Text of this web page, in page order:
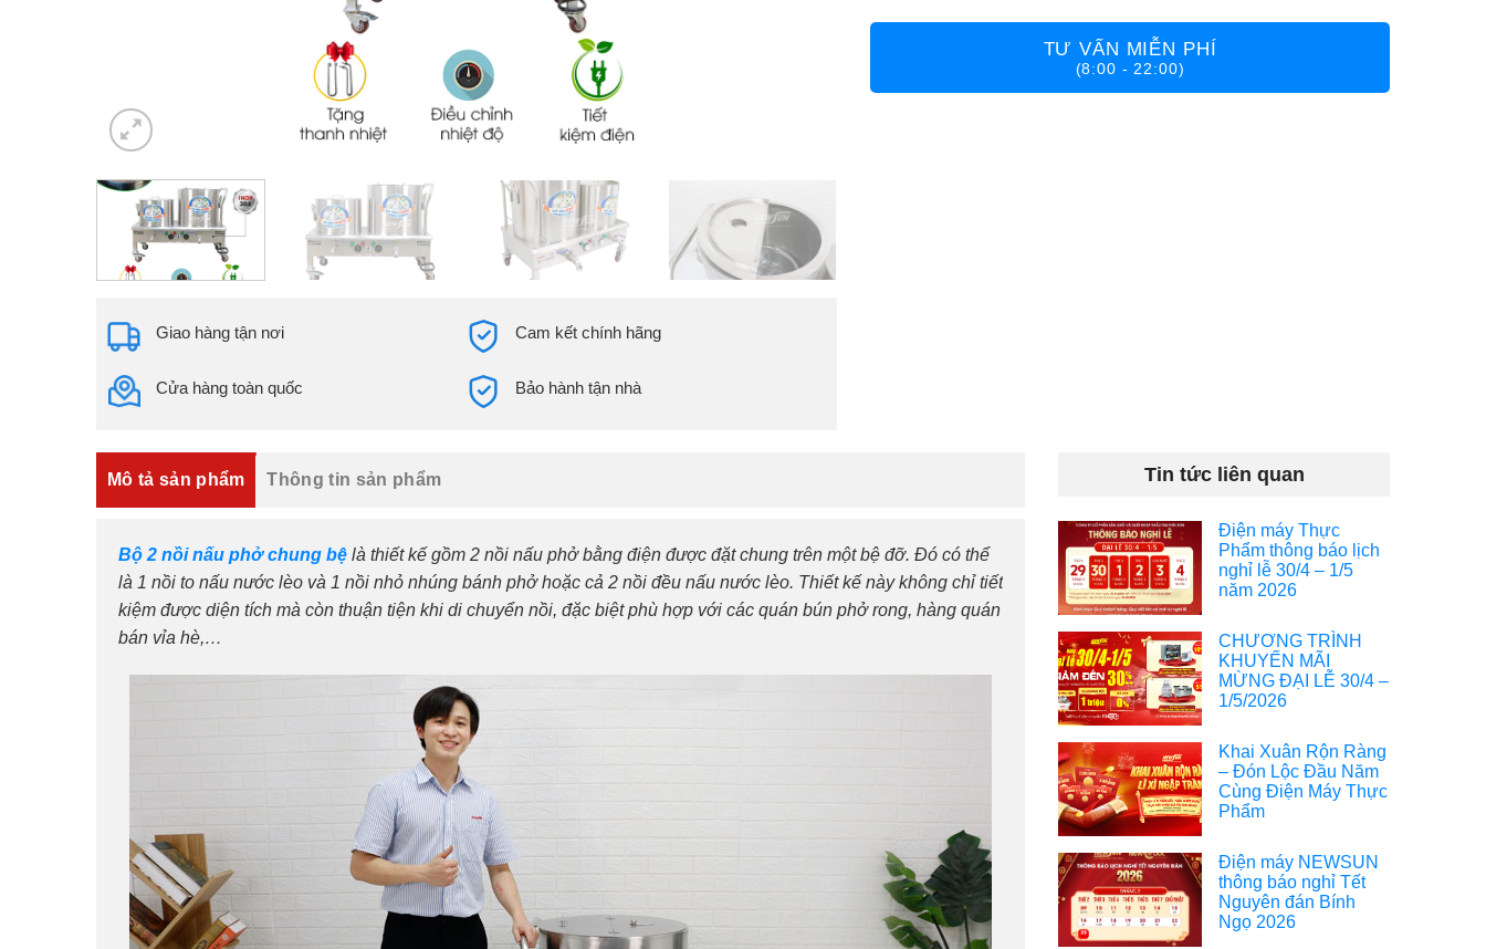
Giao hàng tận nơi Cam kết chính hãng
Cửa hàng toàn quốc Bảo hành tận nhà
TƯ VẤN MIỄN PHÍ
(8:00 - 22:00)
Mô tả sản phẩm Thông tin sản phẩm
Bộ 2 nồi nấu phở chung bệ là thiết kế gồm 2 nồi nấu phở bằng điện được đặt chung trên một bệ đỡ. Đó có thể
là 1 nồi to nấu nước lèo và 1 nồi nhỏ nhúng bánh phở hoặc cả 2 nồi đều nấu nước lèo. Thiết kế này không chỉ tiết
kiệm được diện tích mà còn thuận tiện khi di chuyển nồi, đặc biệt phù hợp với các quán bún phở rong, hàng quán
bán vỉa hè,…
Tin tức liên quan
Điện máy Thực
Phẩm thông báo lịch
nghỉ lễ 30/4 – 1/5
năm 2026
CHƯƠNG TRÌNH
KHUYẾN MÃI
MỪNG ĐẠI LỄ 30/4 –
1/5/2026
Khai Xuân Rộn Ràng
– Đón Lộc Đầu Năm
Cùng Điện Máy Thực
Phẩm
Điện máy NEWSUN
thông báo nghỉ Tết
Nguyên đán Bính
Ngọ 2026